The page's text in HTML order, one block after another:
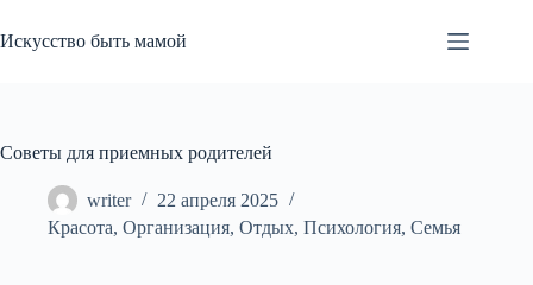
к
сути
Искусство быть мамой
Советы для приемных родителей
writer
22 апреля 2025
Красота, Организация, Отдых, Психология, Семья